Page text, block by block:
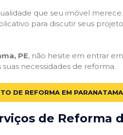
que seu imóvel
para discutir seus
PE, não hesite em entrar
necessidades de reforma.
DE REFORMA EM
de Reforma